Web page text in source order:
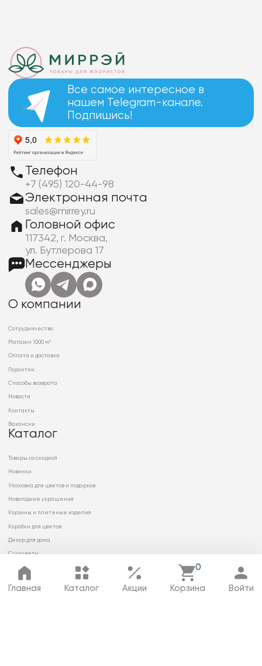
Главная Каталог Акции
0
Корзина Войти
Все самое интересное в
нашем Telegram-канале.
Подпишись!
Телефон
+7 (495) 120-44-98
Электронная почта
sales@mirrey.ru
Головной офис
117342, г. Москва,
ул. Бутлерова 17
Мессенджеры
О компании
Сотрудничество
Магазин 1000 м²
Оплата и доставка
Гарантии
Способы возврата
Новости
Контакты
Вакансии
Каталог
Товары со скидкой
Новинки
Упаковка для цветов и подарков
Новогодние украшения
Корзины и плетеные изделия
Коробки для цветов
Декор для дома
Сухоцветы
© 2026 ООО «МИРРЭЙ»